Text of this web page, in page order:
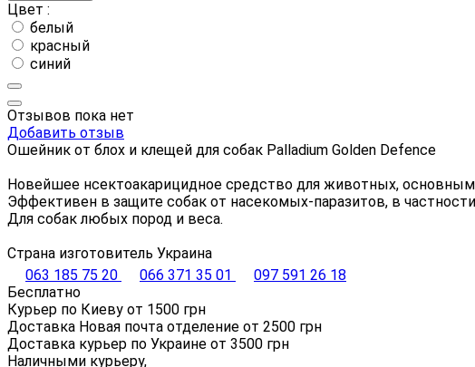
Цвет :
белый
красный
синий
Отзывов пока нет
Добавить отзыв
Ошейник от блох и клещей для собак Palladium Golden Defence
Новейшее нсектоакарицидное средство для животных,
Эффективен в защите собак от насекомых-паразитов, в
Для собак любых пород и веса.
Страна изготовитель Украина
063 185 75 20
066 371 35 01
097 591 26 18
Бесплатно
Курьер по Киеву от 1500 грн
Доставка Новая почта отделение от 2500 грн
Доставка курьер по Украине от 3500 грн
Наличными курьеру,